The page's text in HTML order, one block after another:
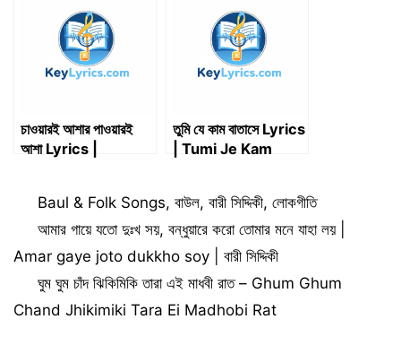
Batase Lyrics |
KeyLyrics
চাওয়ারই আশার পাওয়ারই
আশা Lyrics |
তুমি যে কাম বাতাসে Lyrics
| Tumi Je Kam
Categories
Baul & Folk Songs,বাউল,বারী সিদ্দিকী,লোকগীতি
আমার গায়ে যতো দুঃখ সয়, বন্ধুয়ারে করো তোমার মনে যাহা লয় |
Amar gaye joto dukkho soy | বারী সিদ্দিকী
ঘুম ঘুম চাঁদ ঝিকিমিকি তারা এই মাধবী রাত – Ghum Ghum
Chand Jhikimiki Tara Ei Madhobi Rat